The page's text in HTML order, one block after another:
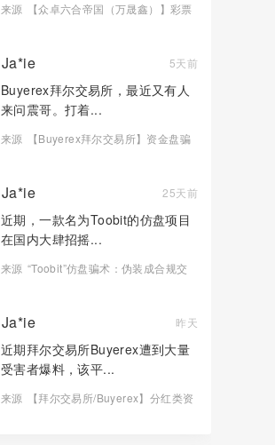
来源
【众卓六合帝国（万晟鑫）】彩票
Ja*ie 5天前
Buyerex拜尔交易所，最近又有人
来问震哥。打着...
来源
【Buyerex拜尔交易所】资金盘骗
Ja*ie 25天前
近期，一款名为Toobit的仿盘项目
在国内大肆招摇...
来源 “Toobit”仿盘骗术：伪装成合规交
Ja*ie 昨天
近期拜尔交易所Buyerex遭到大量
受害者爆料，该平...
来源
【拜尔交易所/Buyerex】分红类资